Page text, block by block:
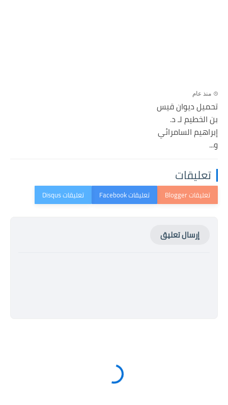
منذ عام
تحميل ديوان قيس
بن الخطيم لـ د.
إبراهيم السامرائي
و...
تعليقات
إرسال تعليق